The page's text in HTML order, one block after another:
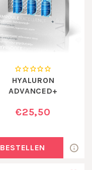
HYALURON
ADVANCED+
€25,50
BESTELLEN